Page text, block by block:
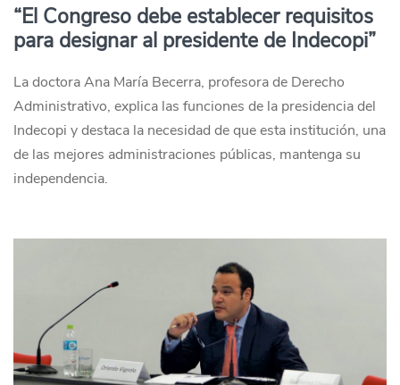
“El Congreso debe establecer requisitos
para designar al presidente de Indecopi”
La doctora Ana María Becerra, profesora de Derecho
Administrativo, explica las funciones de la presidencia del
Indecopi y destaca la necesidad de que esta institución, una
de las mejores administraciones públicas, mantenga su
independencia.